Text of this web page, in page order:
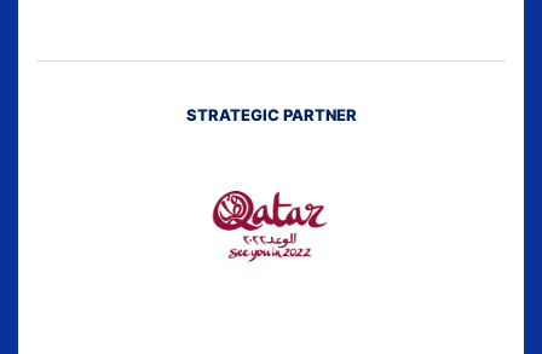
STRATEGIC PARTNER